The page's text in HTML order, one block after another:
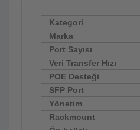
Kategori
Marka
Port Sayısı
Veri Transfer Hızı
POE Desteği
SFP Port
Yönetim
Rackmount